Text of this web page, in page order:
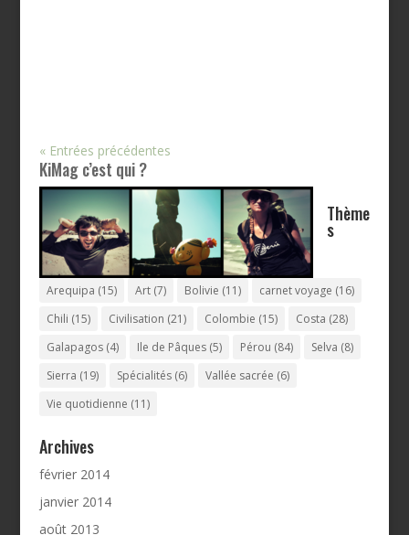
« Entrées précédentes
KiMag c’est qui ?
Thème
s
Arequipa (15) Art(7) Bolivie (11) carnet voyage (16)
Chili (15) Civilisation (21) Colombie (15) Costa (28)
Galapagos(4) Ile de Pâques(5) Pérou (84) Selva (8)
Sierra (19) Spécialités(6) Vallée sacrée (6)
Vie quotidienne (11)
Archives
février 2014
janvier 2014
août 2013